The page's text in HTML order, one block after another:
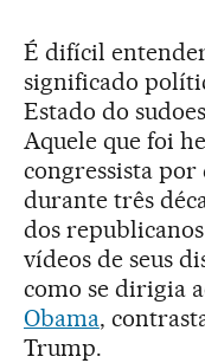
É difícil
significado
Estado do
Aquele que foi
congressista por
durante três
dos republicanos
vídeos de seus
como se dirigia
Obama,
Trump.